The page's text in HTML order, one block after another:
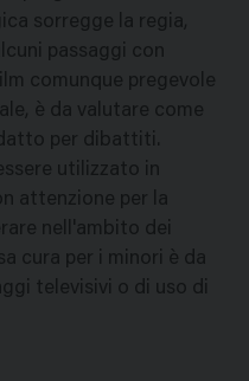
sorregge la regia,
passaggi con
comunque pregevole
è da valutare come
per dibattiti.
utilizzato in
attenzione per la
nell'ambito dei
cura per i minori è da
televisivi o di uso di